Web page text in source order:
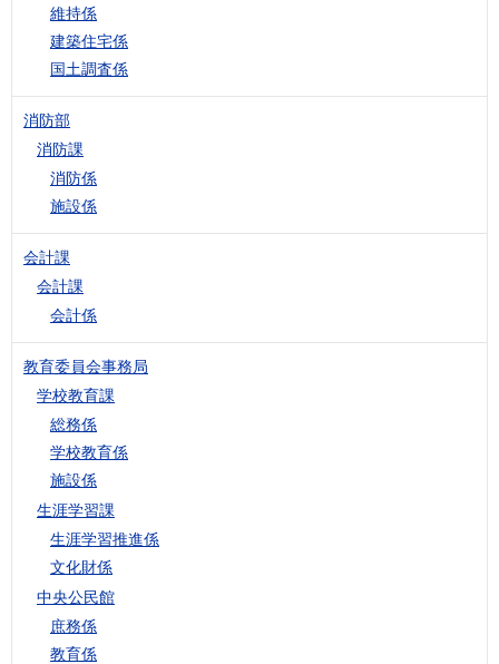
維持係
建築住宅係
国土調査係
消防部
消防課
消防係
施設係
会計課
会計課
会計係
教育委員会事務局
学校教育課
総務係
学校教育係
施設係
生涯学習課
生涯学習推進係
文化財係
中央公民館
庶務係
教育係